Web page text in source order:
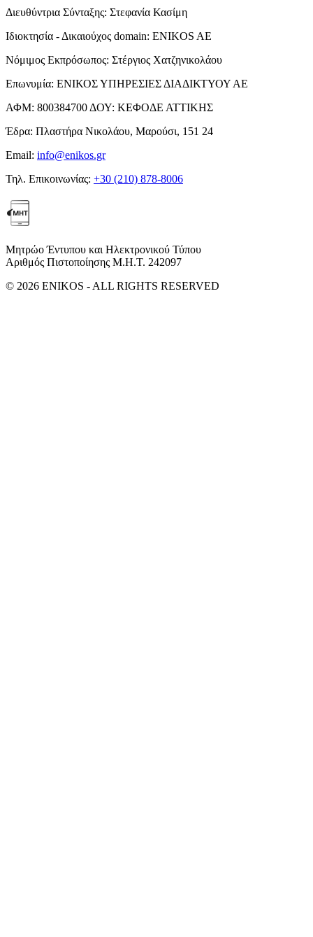
Διευθύντρια Σύνταξης: Στεφανία Κασίμη
Ιδιοκτησία - Δικαιούχος domain: ENIKOS AE
Νόμιμος Εκπρόσωπος: Στέργιος Χατζηνικολάου
Επωνυμία: ΕΝΙΚΟΣ ΥΠΗΡΕΣΙΕΣ ΔΙΑΔΙΚΤΥΟΥ ΑΕ
ΑΦΜ: 800384700 ΔΟΥ: ΚΕΦΟΔΕ ΑΤΤΙΚΗΣ
Έδρα: Πλαστήρα Νικολάου, Μαρούσι, 151 24
Email: info@enikos.gr
Τηλ. Επικοινωνίας: +30 (210) 878-8006
Μητρώο Έντυπου και Ηλεκτρονικού Τύπου
Αριθμός Πιστοποίησης Μ.Η.Τ. 242097
© 2026 ENIKOS - ALL RIGHTS RESERVED